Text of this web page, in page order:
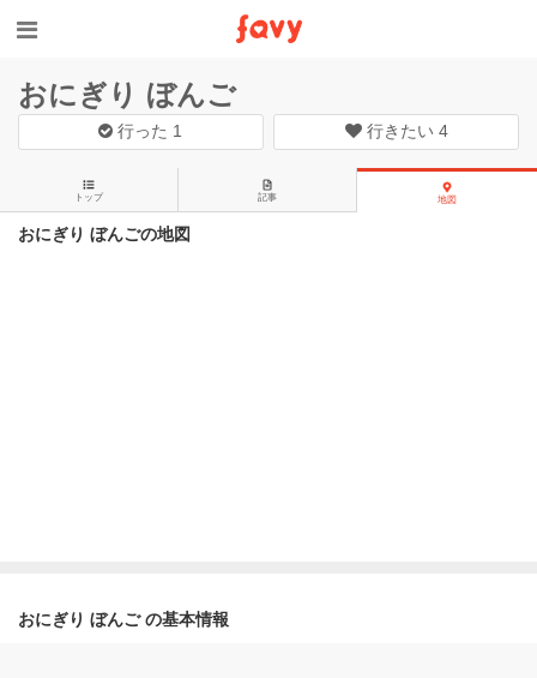
おにぎり ぼんご
行った 1 行きたい 4
トップ 記事 地図
おにぎり ぼんごの地図
おにぎり ぼんご の基本情報